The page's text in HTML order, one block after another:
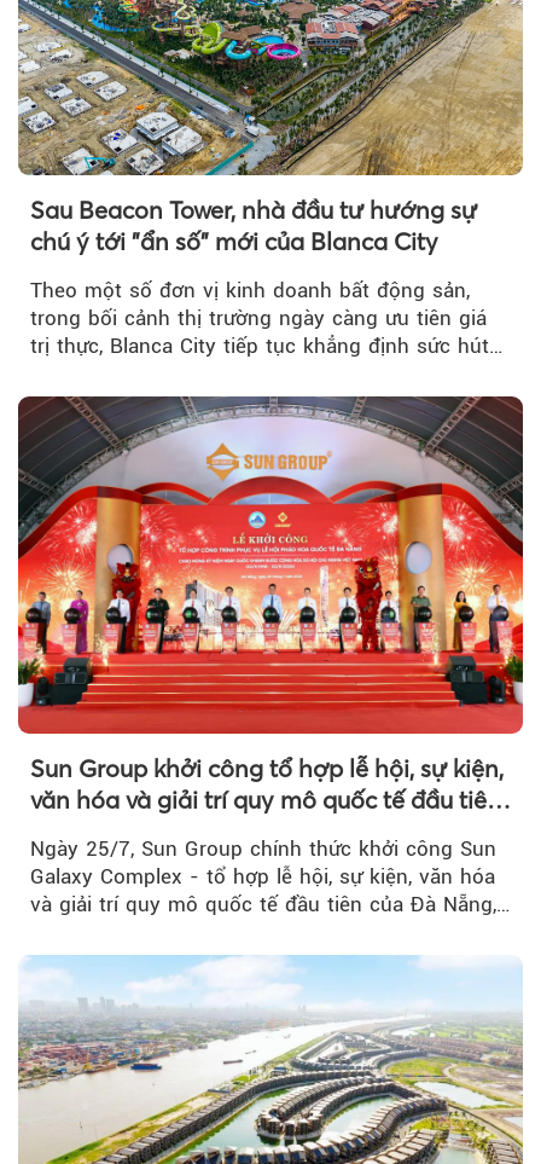
Sau Beacon Tower, nhà đầu tư hướng sự
chú ý tới "ẩn số" mới của Blanca City
Theo một số đơn vị kinh doanh bất động sản,
trong bối cảnh thị trường ngày càng ưu tiên giá
trị thực, Blanca City tiếp tục khẳng định sức hút
Sun Group khởi công tổ hợp lễ hội, sự kiện,
văn hóa và giải trí quy mô quốc tế đầu tiên
Ngày 25/7, Sun Group chính thức khởi công Sun
Galaxy Complex - tổ hợp lễ hội, sự kiện, văn hóa
và giải trí quy mô quốc tế đầu tiên của Đà Nẵng,…